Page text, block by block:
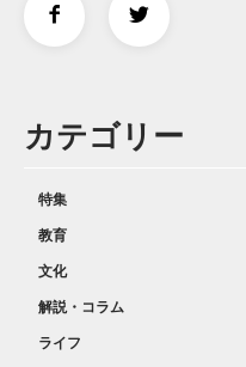
カテゴリー
特集
教育
文化
解説・コラム
ライフ